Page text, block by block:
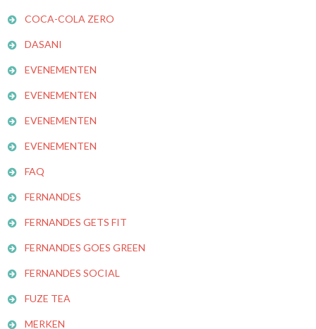
COCA-COLA ZERO
DASANI
EVENEMENTEN
EVENEMENTEN
EVENEMENTEN
EVENEMENTEN
FAQ
FERNANDES
FERNANDES GETS FIT
FERNANDES GOES GREEN
FERNANDES SOCIAL
FUZE TEA
MERKEN